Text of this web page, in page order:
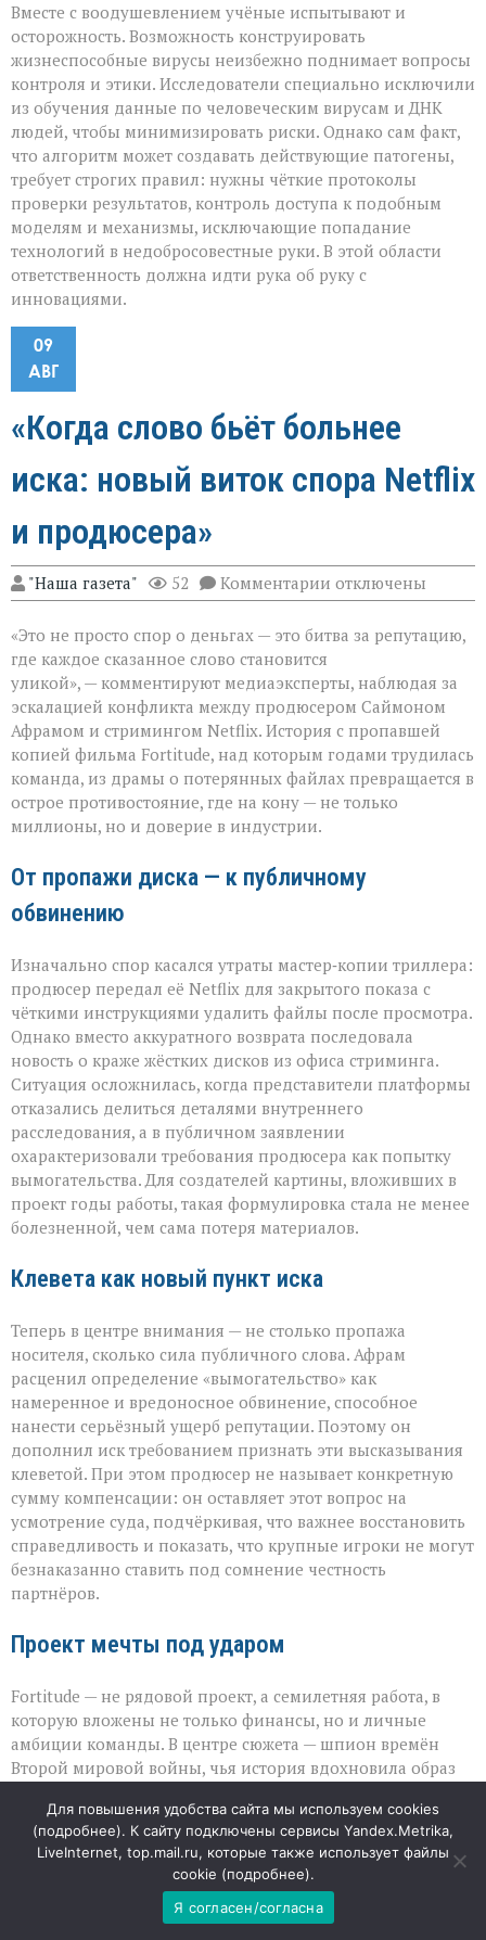
Вместе с воодушевлением учёные испытывают и
осторожность. Возможность конструировать
жизнеспособные вирусы неизбежно поднимает вопросы
контроля и этики. Исследователи специально исключили
из обучения данные по человеческим вирусам и ДНК
людей, чтобы минимизировать риски. Однако сам факт,
что алгоритм может создавать действующие патогены,
требует строгих правил: нужны чёткие протоколы
проверки результатов, контроль доступа к подобным
моделям и механизмы, исключающие попадание
технологий в недобросовестные руки. В этой области
ответственность должна идти рука об руку с
инновациями.
09
АВГ
«Когда слово бьёт больнее
иска: новый виток спора Netflix
и продюсера»
"Наша газета" 52 Комментарии к
записи
слово
больнее
иска:
новый
виток
спора
Netflix
и
продюсера»
отключены
«Это не просто спор о деньгах — это битва за репутацию,
где каждое сказанное слово становится
уликой», — комментируют медиаэксперты, наблюдая за
эскалацией конфликта между продюсером Саймоном
Афрамом и стримингом Netflix. История с пропавшей
копией фильма Fortitude, над которым годами трудилась
команда, из драмы о потерянных файлах превращается в
острое противостояние, где на кону — не только
миллионы, но и доверие в индустрии.
От пропажи диска — к публичному
обвинению
Изначально спор касался утраты мастер‑копии триллера:
продюсер передал её Netflix для закрытого показа с
чёткими инструкциями удалить файлы после просмотра.
Однако вместо аккуратного возврата последовала
новость о краже жёстких дисков из офиса стриминга.
Ситуация осложнилась, когда представители платформы
отказались делиться деталями внутреннего
расследования, а в публичном заявлении
охарактеризовали требования продюсера как попытку
вымогательства. Для создателей картины, вложивших в
проект годы работы, такая формулировка стала не менее
болезненной, чем сама потеря материалов.
Клевета как новый пункт иска
Теперь в центре внимания — не столько пропажа
носителя, сколько сила публичного слова. Афрам
расценил определение «вымогательство» как
намеренное и вредоносное обвинение, способное
нанести серьёзный ущерб репутации. Поэтому он
дополнил иск требованием признать эти высказывания
клеветой. При этом продюсер не называет конкретную
сумму компенсации: он оставляет этот вопрос на
усмотрение суда, подчёркивая, что важнее восстановить
справедливость и показать, что крупные игроки не могут
безнаказанно ставить под сомнение честность
партнёров.
Проект мечты под ударом
Fortitude — не рядовой проект, а семилетняя работа, в
которую вложены не только финансы, но и личные
амбиции команды. В центре сюжета — шпион времён
Второй мировой войны, чья история вдохновила образ
Потеря контроля над мастер‑копией ставит под угрозу
весь дальнейший путь картины: от продаж прав до
наградного сезона. Для индустрии этот случай
становится тревожным сигналом: даже при работе с
гигантами вопрос безопасности материалов остаётся
Для повышения удобства сайта мы используем cookies
(подробнее). К сайту подключены сервисы Yandex.Metrika,
LiveInternet, top.mail.ru, которые также использует файлы
cookie (подробнее).
Я согласен/согласна